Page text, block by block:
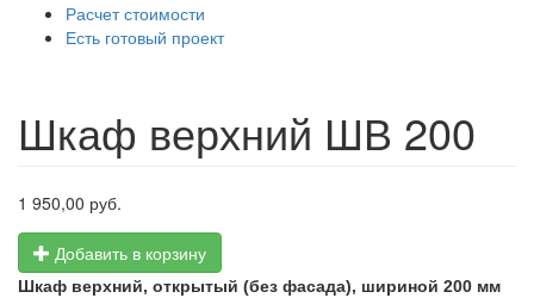
Расчет стоимости
Есть готовый проект
Шкаф верхний ШВ 200
1 950,00 руб.
Добавить в корзину
Шкаф верхний, открытый (без фасада), шириной 200 мм